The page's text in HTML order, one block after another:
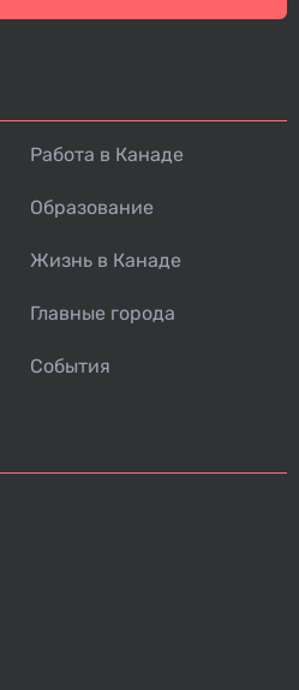
Работа в Канаде
Образование
Жизнь в Канаде
Главные города
События